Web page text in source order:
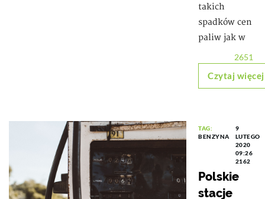
takich
spadków cen
paliw jak w
2651
Czytaj więcej
TAG:
BENZYNA
9
LUTEGO
2020
09:26
2162
Polskie
stacje